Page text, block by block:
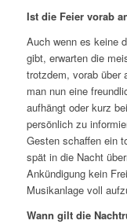
Ist die Feier vorab
Auch wenn es keine
gibt, erwarten die
trotzdem, vorab über
man nun eine
aufhängt oder kurz
persönlich zu
Gesten schaffen ein
spät in die Nacht
Ankündigung kein
Musikanlage voll
Wann gilt die